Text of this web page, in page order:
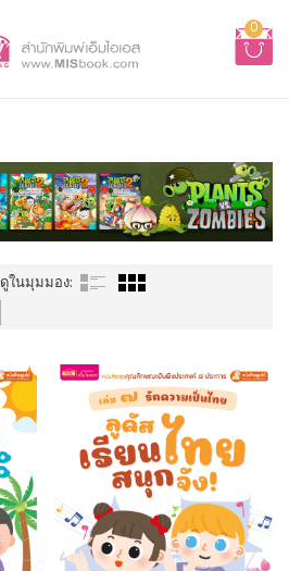
0
ดูในมุมมอง: